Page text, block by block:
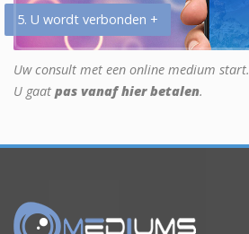
5. U wordt verbonden +
Uw consult met een online medium start.
U gaat pas vanaf hier betalen.